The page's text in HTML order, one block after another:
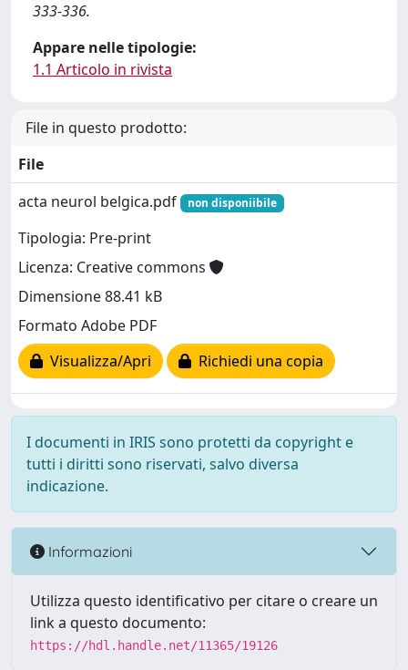
333-336.
Appare nelle tipologie:
1.1 Articolo in rivista
File in questo prodotto:
File
acta neurol belgica.pdf
non disponiibile
Tipologia: Pre-print
Licenza: Creative commons
Dimensione 88.41 kB
Formato Adobe PDF
Visualizza/Apri
Richiedi una copia
I documenti in IRIS sono protetti da copyright e
tutti i diritti sono riservati, salvo diversa
indicazione.
Informazioni
Utilizza questo identificativo per citare o creare un
link a questo documento:
https://hdl.handle.net/11365/19126